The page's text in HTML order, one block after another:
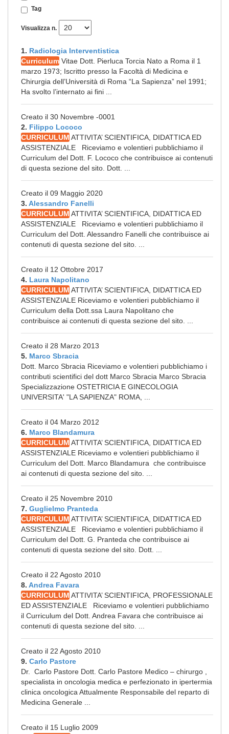
Tag
Visualizza n.
1. Radiologia Interventistica
Curriculum Vitae Dott. Pierluca Torcia Nato a Roma il 1
marzo 1973; Iscritto presso la Facoltà di Medicina e
Chirurgia dell’Università di Roma “La Sapienza” nel 1991;
Ha svolto l’internato ai fini ...
Creato il 30 Novembre -0001
2. Filippo Lococo
CURRICULUM ATTIVITA’ SCIENTIFICA, DIDATTICA ED
ASSISTENZIALE Riceviamo e volentieri pubblichiamo il
Curriculum del Dott. F. Lococo che contribuisce ai contenuti
di questa sezione del sito. Dott. ...
Creato il 09 Maggio 2020
3. Alessandro Fanelli
CURRICULUM ATTIVITA’ SCIENTIFICA, DIDATTICA ED
ASSISTENZIALE Riceviamo e volentieri pubblichiamo il
Curriculum del Dott. Alessandro Fanelli che contribuisce ai
contenuti di questa sezione del sito. ...
Creato il 12 Ottobre 2017
4. Laura Napolitano
CURRICULUM ATTIVITA’ SCIENTIFICA, DIDATTICA ED
ASSISTENZIALE Riceviamo e volentieri pubblichiamo il
Curriculum della Dott.ssa Laura Napolitano che
contribuisce ai contenuti di questa sezione del sito. ...
Creato il 28 Marzo 2013
5. Marco Sbracia
Dott. Marco Sbracia Riceviamo e volentieri pubblichiamo i
contributi scientifici del dott Marco Sbracia Marco Sbracia
Specializzazione OSTETRICIA E GINECOLOGIA
UNIVERSITA' "LA SAPIENZA" ROMA, ...
Creato il 04 Marzo 2012
6. Marco Blandamura
CURRICULUM ATTIVITA’ SCIENTIFICA, DIDATTICA ED
ASSISTENZIALE Riceviamo e volentieri pubblichiamo il
Curriculum del Dott. Marco Blandamura che contribuisce
ai contenuti di questa sezione del sito. ...
Creato il 25 Novembre 2010
7. Guglielmo Pranteda
CURRICULUM ATTIVITA’ SCIENTIFICA, DIDATTICA ED
ASSISTENZIALE Riceviamo e volentieri pubblichiamo il
Curriculum del Dott. G. Pranteda che contribuisce ai
contenuti di questa sezione del sito. Dott. ...
Creato il 22 Agosto 2010
8. Andrea Favara
CURRICULUM ATTIVITA’ SCIENTIFICA, PROFESSIONALE
ED ASSISTENZIALE Riceviamo e volentieri pubblichiamo
il Curriculum del Dott. Andrea Favara che contribuisce ai
contenuti di questa sezione del sito. ...
Creato il 22 Agosto 2010
9. Carlo Pastore
Dr. Carlo Pastore Dott. Carlo Pastore Medico – chirurgo ,
specialista in oncologia medica e perfezionato in ipertermia
clinica oncologica Attualmente Responsabile del reparto di
Medicina Generale ...
Creato il 15 Luglio 2009